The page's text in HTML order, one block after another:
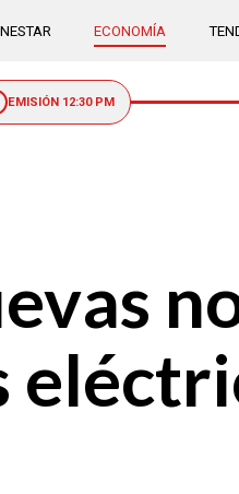
ECONOMÍA
EMISIÓN 12:30 PM